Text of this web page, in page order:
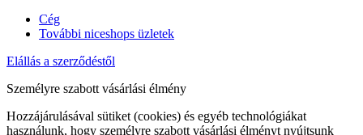
Cég
További niceshops üzletek
Elállás a szerződéstől
Személyre szabott vásárlási élmény
Hozzájárulásával sütiket (cookies) és egyéb technológiákat
használunk, hogy személyre szabott vásárlási élményt nyújtsunk